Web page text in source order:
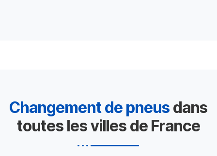
Changement de pneus dans
toutes les villes de France